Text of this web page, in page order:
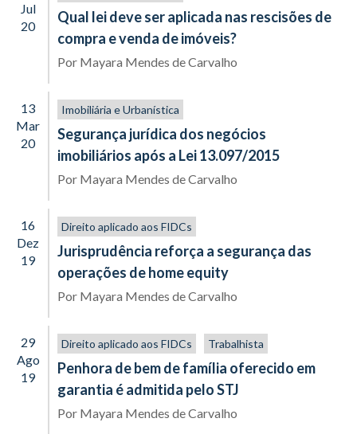
Jul
20
Qual lei deve ser aplicada nas rescisões de
compra e venda de imóveis?
Por Mayara Mendes de Carvalho
13
Mar
20
Imobiliária e Urbanística
Segurança jurídica dos negócios
imobiliários após a Lei 13.097/2015
Por Mayara Mendes de Carvalho
16
Dez
19
Direito aplicado aos FIDCs
Jurisprudência reforça a segurança das
operações de home equity
Por Mayara Mendes de Carvalho
29
Ago
19
Direito aplicado aos FIDCs Trabalhista
Penhora de bem de família oferecido em
garantia é admitida pelo STJ
Por Mayara Mendes de Carvalho